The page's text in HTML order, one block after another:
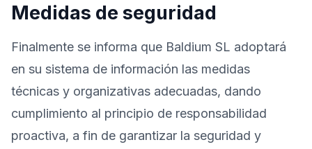
Medidas de seguridad
Finalmente se informa que Baldium SL adoptará
en su sistema de información las medidas
técnicas y organizativas adecuadas, dando
cumplimiento al principio de responsabilidad
proactiva, a fin de garantizar la seguridad y